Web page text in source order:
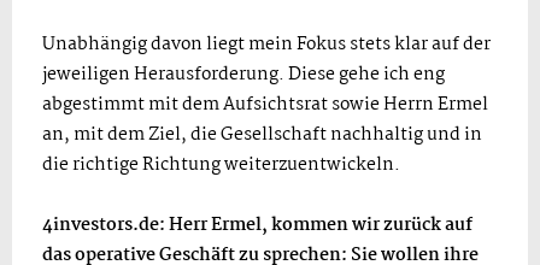
Unabhängig davon liegt mein Fokus stets klar auf der
jeweiligen Herausforderung. Diese gehe ich eng
abgestimmt mit dem Aufsichtsrat sowie Herrn Ermel
an, mit dem Ziel, die Gesellschaft nachhaltig und in
die richtige Richtung weiterzuentwickeln.
4investors.de: Herr Ermel, kommen wir zurück auf
das operative Geschäft zu sprechen: Sie wollen ihre